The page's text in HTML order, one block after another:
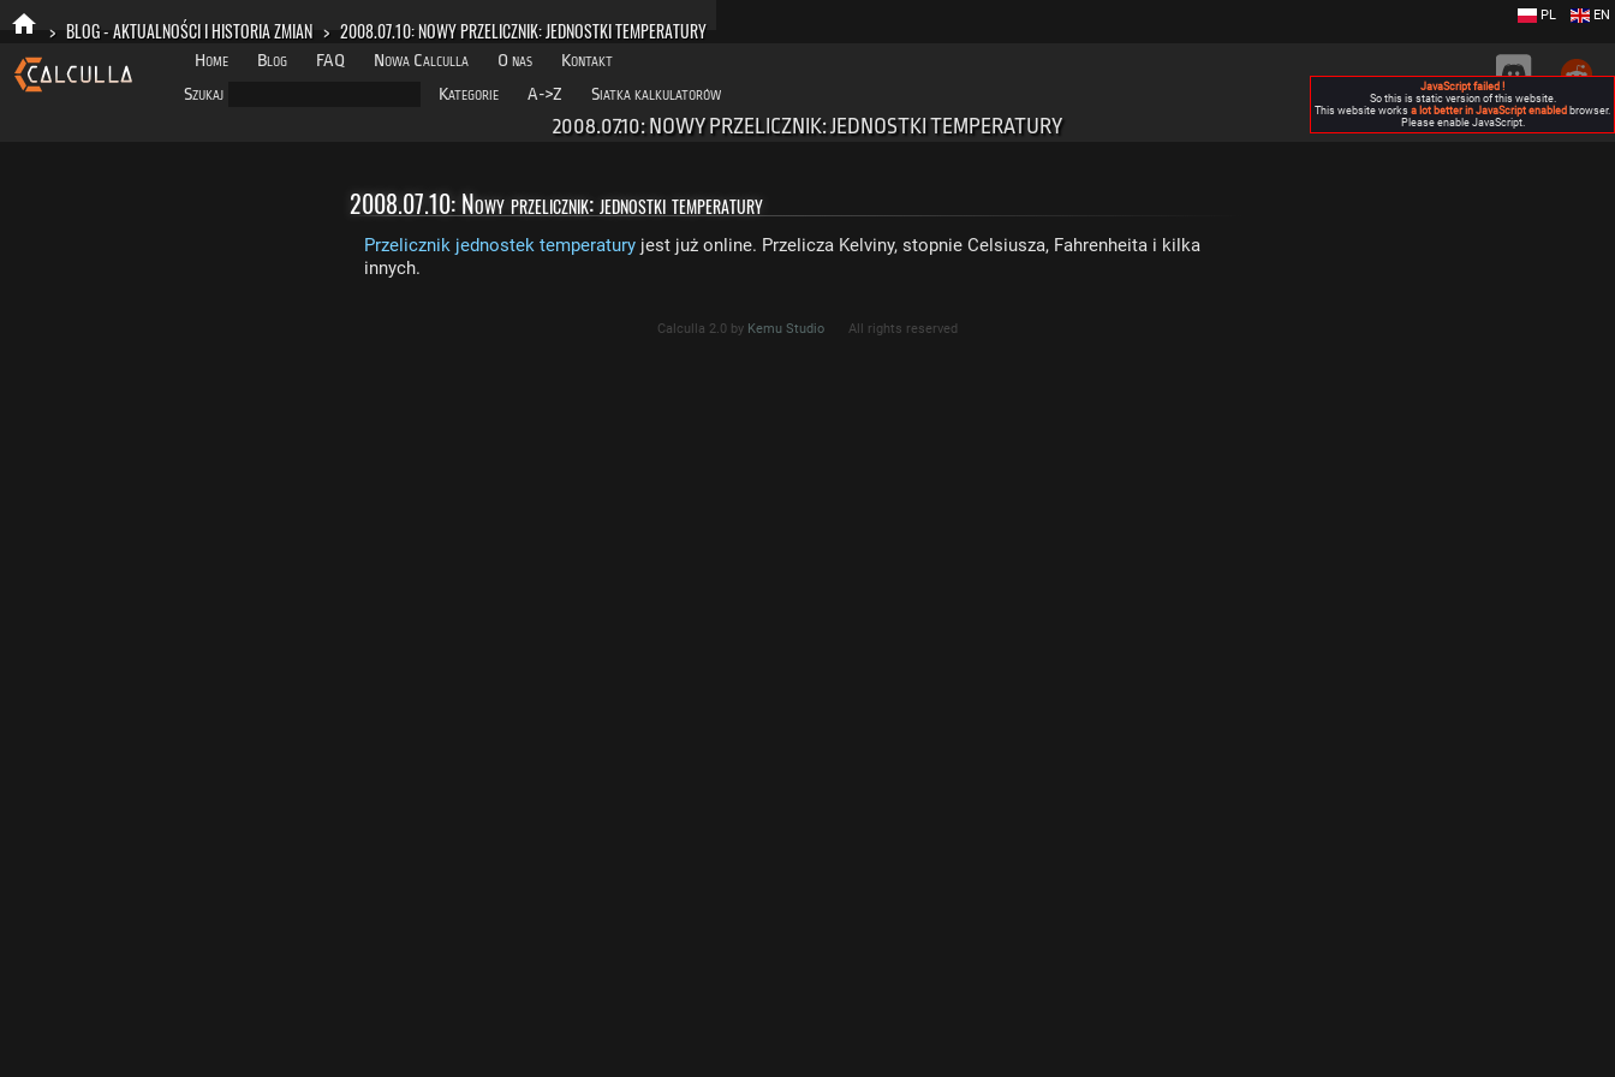
> BLOG - AKTUALNOŚCI I HISTORIA ZMIAN > 2008.07.10: NOWY PRZELICZNIK: JEDNOSTKI TEMPERATURY
Home Blog FAQ Nowa Calculla O nas
Kontakt
Szukaj
Kategorie A->Z Siatka kalkulatorów
EN
PL
2008.07.10: NOWY PRZELICZNIK: JEDNOSTKI TEMPERATURY
2008.07.10: Nowy przelicznik: jednostki temperatury
Przelicznik jednostek temperatury jest już online. Przelicza Kelviny, stopnie Celsiusza, Fahrenheita i kilka
innych.
Calculla 2.0 by Kemu Studio All rights reserved
JavaScript failed !
So this is static version of this website.
This website works a lot better in JavaScript enabled browser.
Please enable JavaScript.